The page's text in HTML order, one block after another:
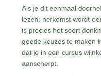
Als je dit eenmaal
lezen: herkomst wordt
is precies het soort
goede keuzes te maken
dat je in een cursus
aanscherpt.